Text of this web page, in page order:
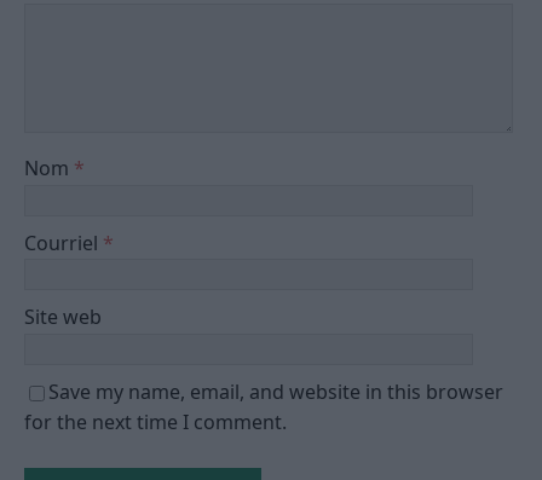
Nom *
Courriel *
Site web
Save my name, email, and website in this browser
for the next time I comment.